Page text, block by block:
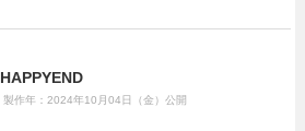
HAPPYEND
製作年：2024年10月04日（金）公開